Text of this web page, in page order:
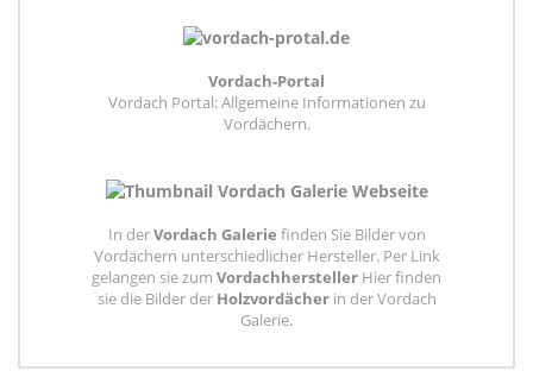
Vordach-Portal
Vordach Portal: Allgemeine Informationen zu
Vordächern.
In derVordach Galerie finden Sie Bilder von
Vordächern unterschiedlicher Hersteller. Per Link
gelangen sie zum Vordachhersteller Hier finden
sie die Bilder der Holzvordächerin der Vordach
Galerie.